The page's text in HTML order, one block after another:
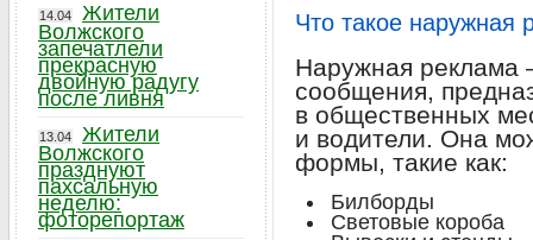
Что такое наружная
Наружная реклама
сообщения,
в общественных
и водители. Она
формы, такие как:
Билборды
Световые короба
14.04
Жители
Волжского
запечатлели
прекрасную
двойную радугу
после ливня
13.04
Жители
Волжского
празднуют
пахсальную
неделю:
фоторепортаж